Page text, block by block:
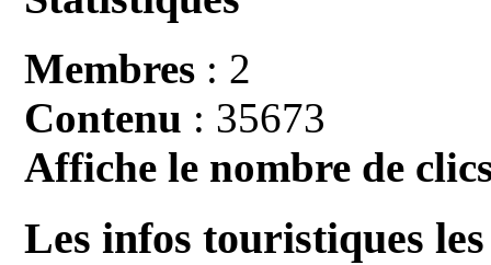
Membres : 2
Contenu : 35673
Affiche le nombre de
Les infos touristiques